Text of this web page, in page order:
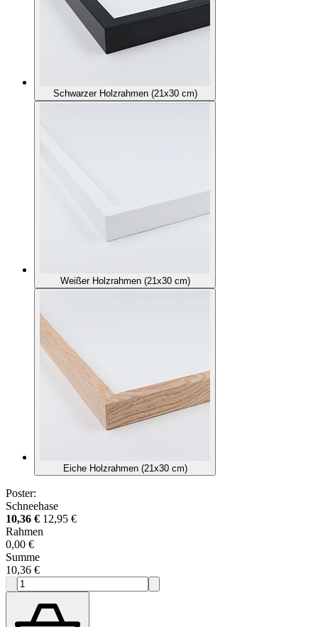
Schwarzer Holzrahmen (21x30 cm)
Weißer Holzrahmen (21x30 cm)
Eiche Holzrahmen (21x30 cm)
Poster:
Schneehase
10,36 € 12,95 €
Rahmen
0,00 €
Summe
10,36 €